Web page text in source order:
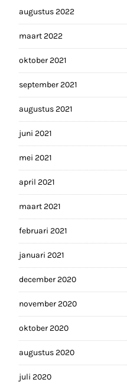
augustus 2022
maart 2022
oktober 2021
september 2021
augustus 2021
juni 2021
mei 2021
april 2021
maart 2021
februari 2021
januari 2021
december 2020
november 2020
oktober 2020
augustus 2020
juli 2020